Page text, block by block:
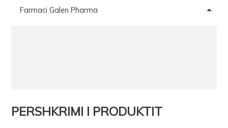
Farmaci Galen Pharma
PERSHKRIMI I PRODUKTIT